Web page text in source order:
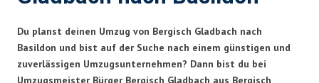
Du planst deinen Umzug von Bergisch Gladbach nach
Basildon und bist auf der Suche nach einem günstigen und
zuverlässigen Umzugsunternehmen? Dann bist du bei
Umzugsmeister Bürger Bergisch Gladbach aus Bergisch